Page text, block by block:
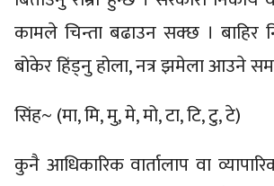
कामले चिन्ता बढाउन सक्छ । बाहिर
बोकेर हिंड्नु होला, नत्र झमेला आउने
सिंह~ (मा, मि, मु, मे, मो, टा, टि, टु, टे)
कुनै आधिकारिक वार्तालाप वा